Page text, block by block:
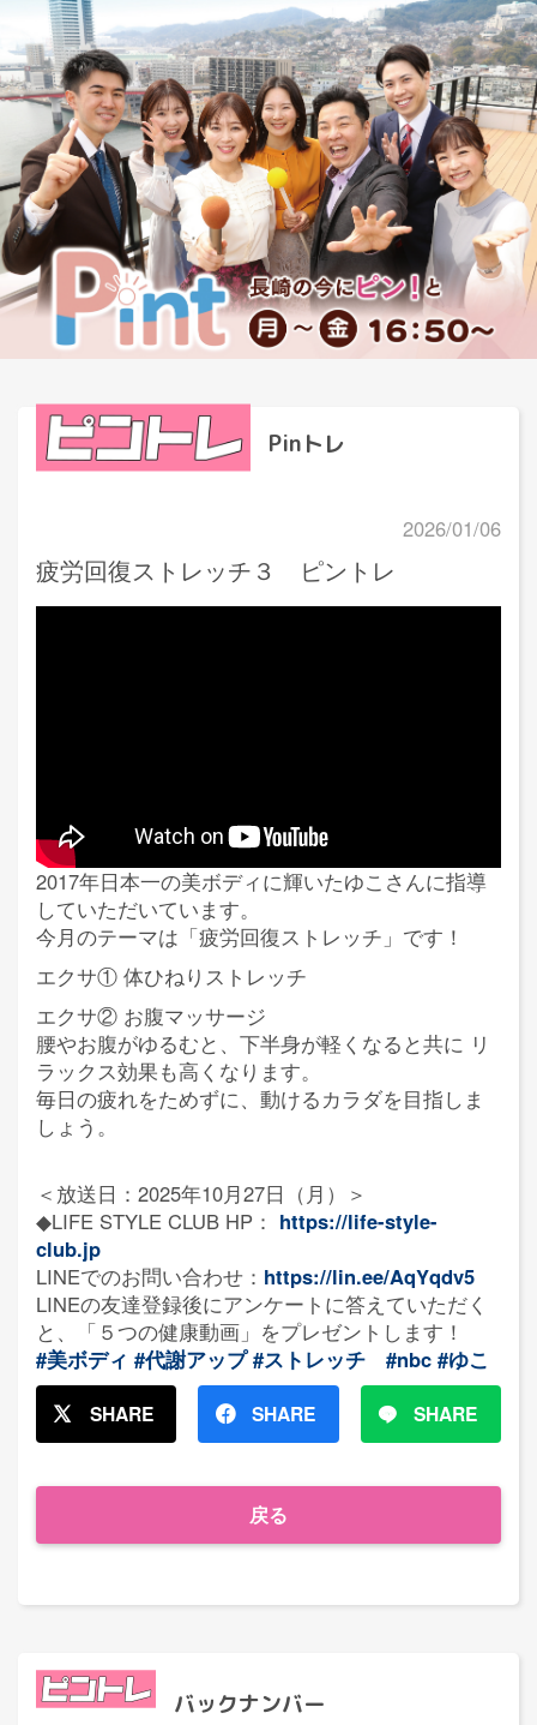
Pinトレ
2026/01/06
疲労回復ストレッチ３ ピントレ
2017年日本一の美ボディに輝いたゆこさんに指導
していただいています。
今月のテーマは「疲労回復ストレッチ」です！
エクサ① 体ひねりストレッチ
エクサ② お腹マッサージ
腰やお腹がゆるむと、下半身が軽くなると共に リ
ラックス効果も高くなります。
毎日の疲れをためずに、動けるカラダを目指しま
しょう。
＜放送日：2025年10月27日（月）＞
◆LIFE STYLE CLUB HP： https://life-style-
club.jp
LINEでのお問い合わせ： https://lin.ee/AqYqdv5
LINEの友達登録後にアンケートに答えていただく
と、「５つの健康動画」をプレゼントします！
#美ボディ #代謝アップ #ストレッチ #nbc #ゆこ
SHARE SHARE SHARE
戻る
バックナンバー